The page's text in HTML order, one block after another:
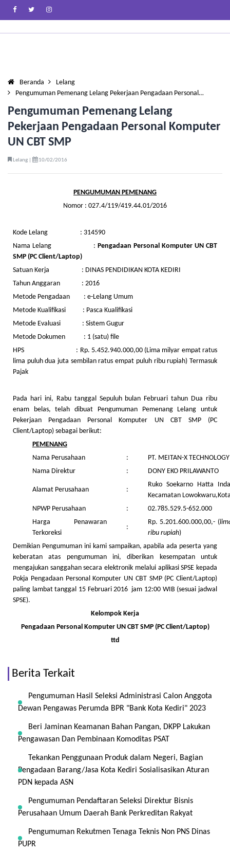
Beranda
Lelang
Pengumuman Pemenang Lelang Pekerjaan Pengadaan Personal…
Pengumuman Pemenang Lelang
Pekerjaan Pengadaan Personal Komputer
UN CBT SMP
Lelang | 10/02/2016
PENGUMUMAN PEMENANG
Nomor : 027.4/119/419.44.01/2016
Kode Lelang : 314590
Nama Lelang : Pengadaan Personal Komputer UN CBT
SMP (PC Client/Laptop)
Satuan Kerja : DINAS PENDIDIKAN KOTA KEDIRI
Tahun Anggaran : 2016
Metode Pengadaan : e-Lelang Umum
Metode Kualifikasi : Pasca Kualifikasi
Metode Evaluasi : Sistem Gugur
Metode Dokumen : 1 (satu) file
HPS : Rp. 5.452.940.000,00 (Lima milyar empat ratus
lima puluh dua juta sembilan ratus empat puluh ribu rupiah) Termasuk
Pajak
Pada hari ini, Rabu tanggal Sepuluh bulan Februari tahun Dua ribu
enam belas, telah dibuat Pengumuman Pemenang Lelang untuk
Pekerjaan Pengadaan Personal Komputer UN CBT SMP (PC
Client/Laptop) sebagai berikut:
PEMENANG
Nama Perusahaan
:
PT. MEITAN-X TECHNOLOGY
Nama Direktur
: DONY EKO PRILAWANTO
Alamat Perusahaan :
Ruko Soekarno Hatta
Kecamatan
NPWP Perusahaan
:
02.785.529.5-652.000
Harga Penawaran
Terkoreksi
:
Rp. 5.201.600.000,00,- (
ribu rupiah)
Demikian Pengumuman ini kami sampaikan, apabila ada peserta yang
keberatan atas pengumuman ini, diberikan kesempatan untuk
mengajukan sanggahan secara elektronik melalui aplikasi SPSE kepada
Pokja Pengadaan Personal Komputer UN CBT SMP (PC Client/Laptop)
paling lambat tanggal 15 Februari 2016 jam 12:00 WIB (sesuai jadwal
SPSE).
Kelompok Kerja
Pengadaan Personal Komputer UN CBT SMP (PC Client/Laptop)
ttd
Berita Terkait
Pengumuman Hasil Seleksi Administrasi Calon Anggota
Dewan Pengawas Perumda BPR "Bank Kota Kediri" 2023
Beri Jaminan Keamanan Bahan Pangan, DKPP Lakukan
Pengawasan Dan Pembinaan Komoditas PSAT
Tekankan Penggunaan Produk dalam Negeri, Bagian
Pengadaan Barang/Jasa Kota Kediri Sosialisasikan Aturan
PDN kepada ASN
Pengumuman Pendaftaran Seleksi Direktur Bisnis
Perusahaan Umum Daerah Bank Perkreditan Rakyat
Pengumuman Rekutmen Tenaga Teknis Non PNS Dinas
PUPR